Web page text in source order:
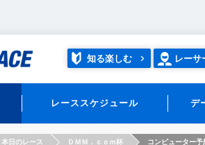
知る楽しむ レーサ
レーススケジュール デ
本日のレース ＤＭＭ．ｃｏｍ杯 コンピューター予